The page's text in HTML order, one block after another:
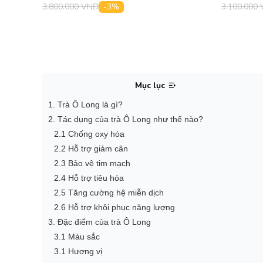
3.800.000 VNĐ -3% 3.100.000
Mục lục
1. Trà Ô Long là gì?
2. Tác dụng của trà Ô Long như thế nào?
2.1 Chống oxy hóa
2.2 Hỗ trợ giảm cân
2.3 Bảo vệ tim mạch
2.4 Hỗ trợ tiêu hóa
2.5 Tăng cường hệ miễn dịch
2.6 Hỗ trợ khôi phục năng lượng
3. Đặc điểm của trà Ô Long
3.1 Màu sắc
3.1 Hương vị